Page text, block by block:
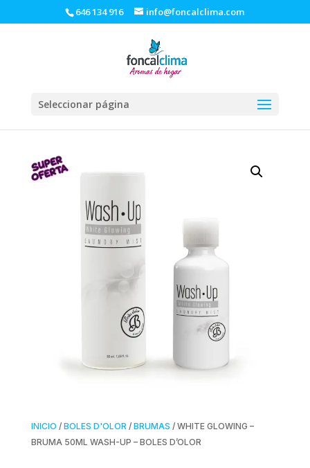
646 134 916 info@foncalclima.com
Seleccionar página
INICIO / BOLES D'OLOR/ BRUMAS / WHITE GLOWING –
BRUMA 50ML WASH-UP – BOLES D’OLOR